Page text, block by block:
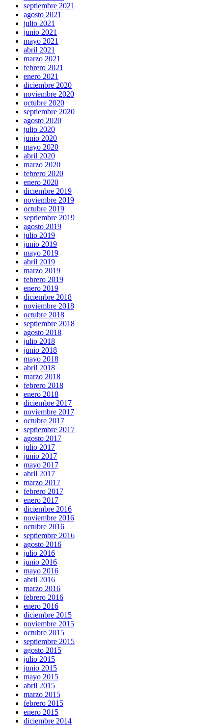
septiembre 2021
agosto 2021
julio 2021
junio 2021
mayo 2021
abril 2021
marzo 2021
febrero 2021
enero 2021
diciembre 2020
noviembre 2020
octubre 2020
septiembre 2020
agosto 2020
julio 2020
junio 2020
mayo 2020
abril 2020
marzo 2020
febrero 2020
enero 2020
diciembre 2019
noviembre 2019
octubre 2019
septiembre 2019
agosto 2019
julio 2019
junio 2019
mayo 2019
abril 2019
marzo 2019
febrero 2019
enero 2019
diciembre 2018
noviembre 2018
octubre 2018
septiembre 2018
agosto 2018
julio 2018
junio 2018
mayo 2018
abril 2018
marzo 2018
febrero 2018
enero 2018
diciembre 2017
noviembre 2017
octubre 2017
septiembre 2017
agosto 2017
julio 2017
junio 2017
mayo 2017
abril 2017
marzo 2017
febrero 2017
enero 2017
diciembre 2016
noviembre 2016
octubre 2016
septiembre 2016
agosto 2016
julio 2016
junio 2016
mayo 2016
abril 2016
marzo 2016
febrero 2016
enero 2016
diciembre 2015
noviembre 2015
octubre 2015
septiembre 2015
agosto 2015
julio 2015
junio 2015
mayo 2015
abril 2015
marzo 2015
febrero 2015
enero 2015
diciembre 2014